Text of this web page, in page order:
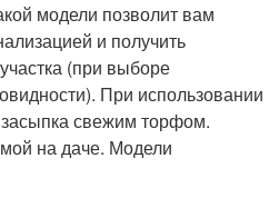
модели позволит вам
и получить
(при выборе
При использовании
свежим торфом.